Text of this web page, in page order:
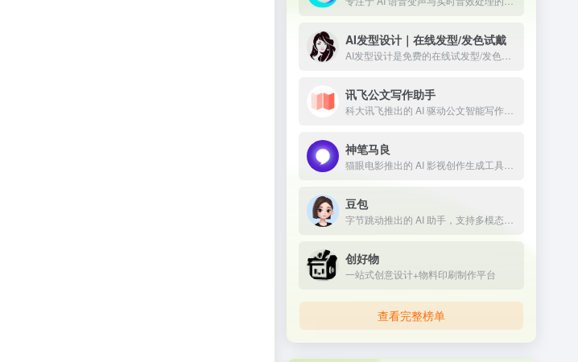
AI发型设计｜在线发型/发色试戴
讯飞公文写作助手
神笔马良
豆包
创好物
一站式创意设计+物料印刷制作平台
查看完整榜单